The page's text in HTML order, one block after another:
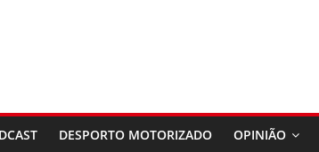
DESPORTO MOTORIZADO OPINIÃO